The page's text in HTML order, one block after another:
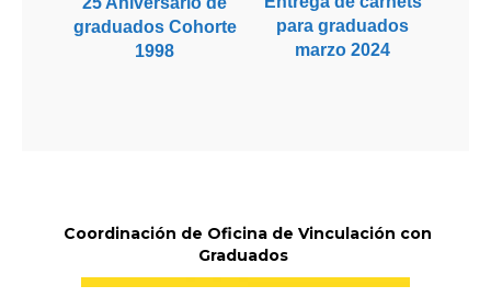
graduados Cohorte
1998
para graduados
marzo 2024
Coordinación de Oficina de Vinculación con
Graduados